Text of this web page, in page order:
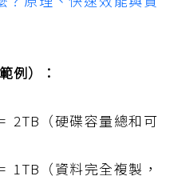
例）：
2TB（硬碟容量總和可
1TB（資料完全複製，